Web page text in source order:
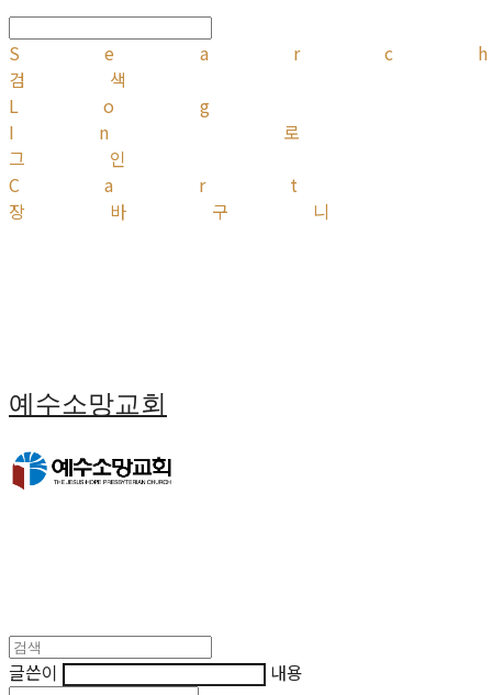
검색
Log
In
로
그인
Cart
장바구니
예수소망교회
글쓴이 내용